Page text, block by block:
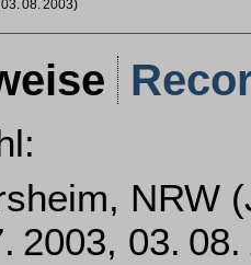
08. 2003)
NRW
2003, 03.